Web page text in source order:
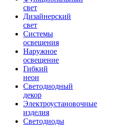
свет
Дизайнерский
свет
Системы
освещения
Наружное
освещение
Гибкий
неон
Светодиодный
декор
Электроустановочные
изделия
Светодиоды